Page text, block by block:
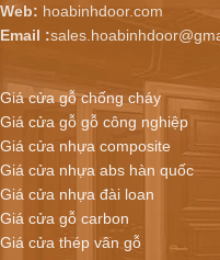
Web: hoabinhdoor.com
Email :
Giá cửa gỗ chống cháy
Giá cửa gỗ gỗ công nghiệp
Giá cửa nhựa composite
Giá cửa nhựa abs hàn quốc
Giá cửa nhựa đài loan
Giá cửa gỗ carbon
Giá cửa thép vân gỗ